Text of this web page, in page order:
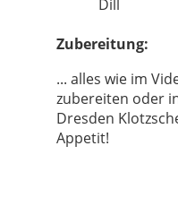
Dill
Zubereitung:
... alles wie im
zubereiten oder
Dresden
Appetit!